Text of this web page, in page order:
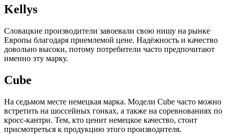
Kellys
Словацкие производители завоевали свою нишу на рынке
Европы благодаря приемлемой цене. Надёжность и качество
довольно высоки, потому потребители часто предпочитают
именно эту марку.
Cube
На седьмом месте немецкая марка. Модели Cube часто можно
встретить на шоссейных гонках, а также на соревнованиях по
кросс-кантри. Тем, кто ценит немецкое качество, стоит
присмотреться к продукцию этого производителя.